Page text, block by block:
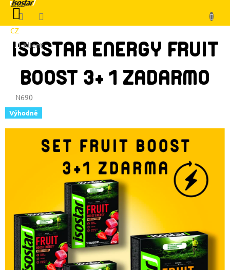
Prejsť
obsah
CZ
Klient
NÁKUPNÝ
KOŠÍK
ISOSTAR ENERGY FRUIT
BOOST 3+ 1 ZADARMO
N690
Výhodné